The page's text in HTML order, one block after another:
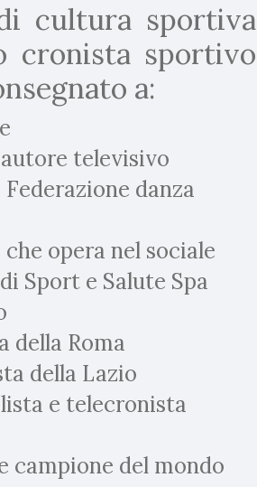
cultura sportiva
cronista sportivo
a:
televisivo
danza
opera nel sociale
Sport e Salute Spa
della Roma
della Lazio
e telecronista
campione del mondo